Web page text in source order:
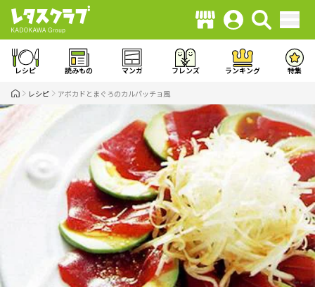
レシピ 読みもの マンガ フレンズ ランキング 特集
レシピ アボカドとまぐろのカルパッチョ風